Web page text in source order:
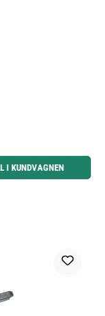
öka eller minska kvantiteten.
I KUNDVAGNEN